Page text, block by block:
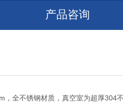
产品咨询
，全不锈钢材质，真空室为超厚304